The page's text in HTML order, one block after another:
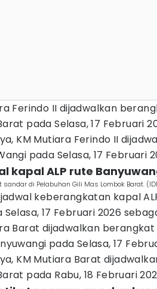
Ferindo II dijadwalkan
pada Selasa, 17 Februari
KM Mutiara Ferindo II
pada Selasa, 17 Februari
kapal ALP rute
sandar di Pelabuhan Gili Mas Lombok Barat.
keberangkatan kapal
Selasa, 17 Februari 2026
Barat dijadwalkan
pada Selasa, 17
KM Mutiara Barat
pada Rabu, 18 Februari